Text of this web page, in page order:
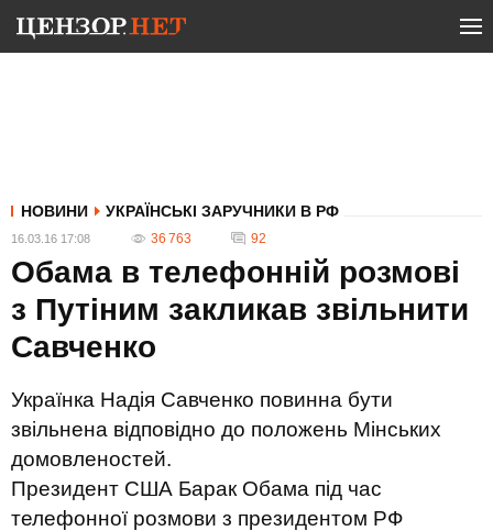
НОВИНИ УКРАЇНСЬКІ ЗАРУЧНИКИ В РФ
16.03.16 17:08 36 763 92
Обама в телефонній розмові
з Путіним закликав звільнити
Савченко
Українка Надія Савченко повинна бути
звільнена відповідно до положень Мінських
домовленостей.
Президент США Барак Обама під час
телефонної розмови з президентом РФ